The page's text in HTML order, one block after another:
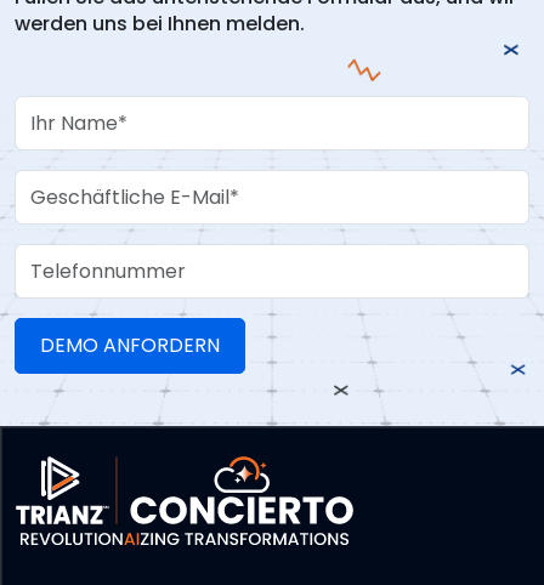
werden uns bei Ihnen melden.
Your Name
Work Email
Telefonnummer